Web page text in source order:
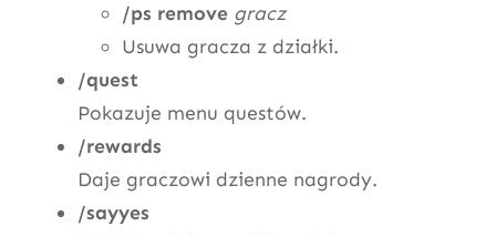
/ps remove gracz
Usuwa gracza z działki.
/quest
Pokazuje menu questów.
/rewards
Daje graczowi dzienne nagrody.
/sayyes